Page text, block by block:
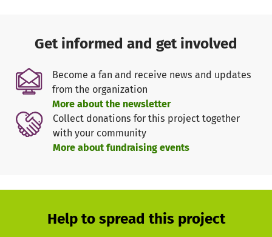
Themen zu reden, die man besser mal nur in kleiner
Gruppe bespricht.
Hinter der Theke stehen dabei Ehrenamtliche aus
unserem Thekenteam. Sie schenken nicht nur Getränke
aus und geben Snacks raus, sondern sorgen auch für die
richtige Musik im Café und für nette Gespräche an der Bar.
Unsere Hauptamtlichen Mitarbeiter:innen sind im Café
und haben ein offenes Ohr für die kleineren und größeren
Angebot ist auf Spenden angewiesen, um die Eigenmittel
für Projekte im Café aufzubringen. Wir freuen uns deshalb
Get informed and get involved
Become a fan and receive news and updates
from the organization
More about the newsletter
Collect donations for this project together
with your community
More about fundraising events
Help to spread this project